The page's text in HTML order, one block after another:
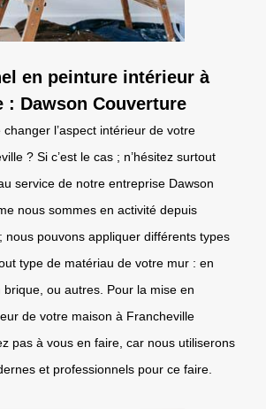
en peinture intérieur à
: Dawson Couverture
l’aspect intérieur de votre
? Si c’est le cas ; n’hésitez surtout
service de notre entreprise Dawson
nous sommes en activité depuis
nous pouvons appliquer différents types
type de matériau de votre mur : en
brique, ou autres. Pour la mise en
de votre maison à Francheville
pas à vous en faire, car nous utiliserons
et professionnels pour ce faire.